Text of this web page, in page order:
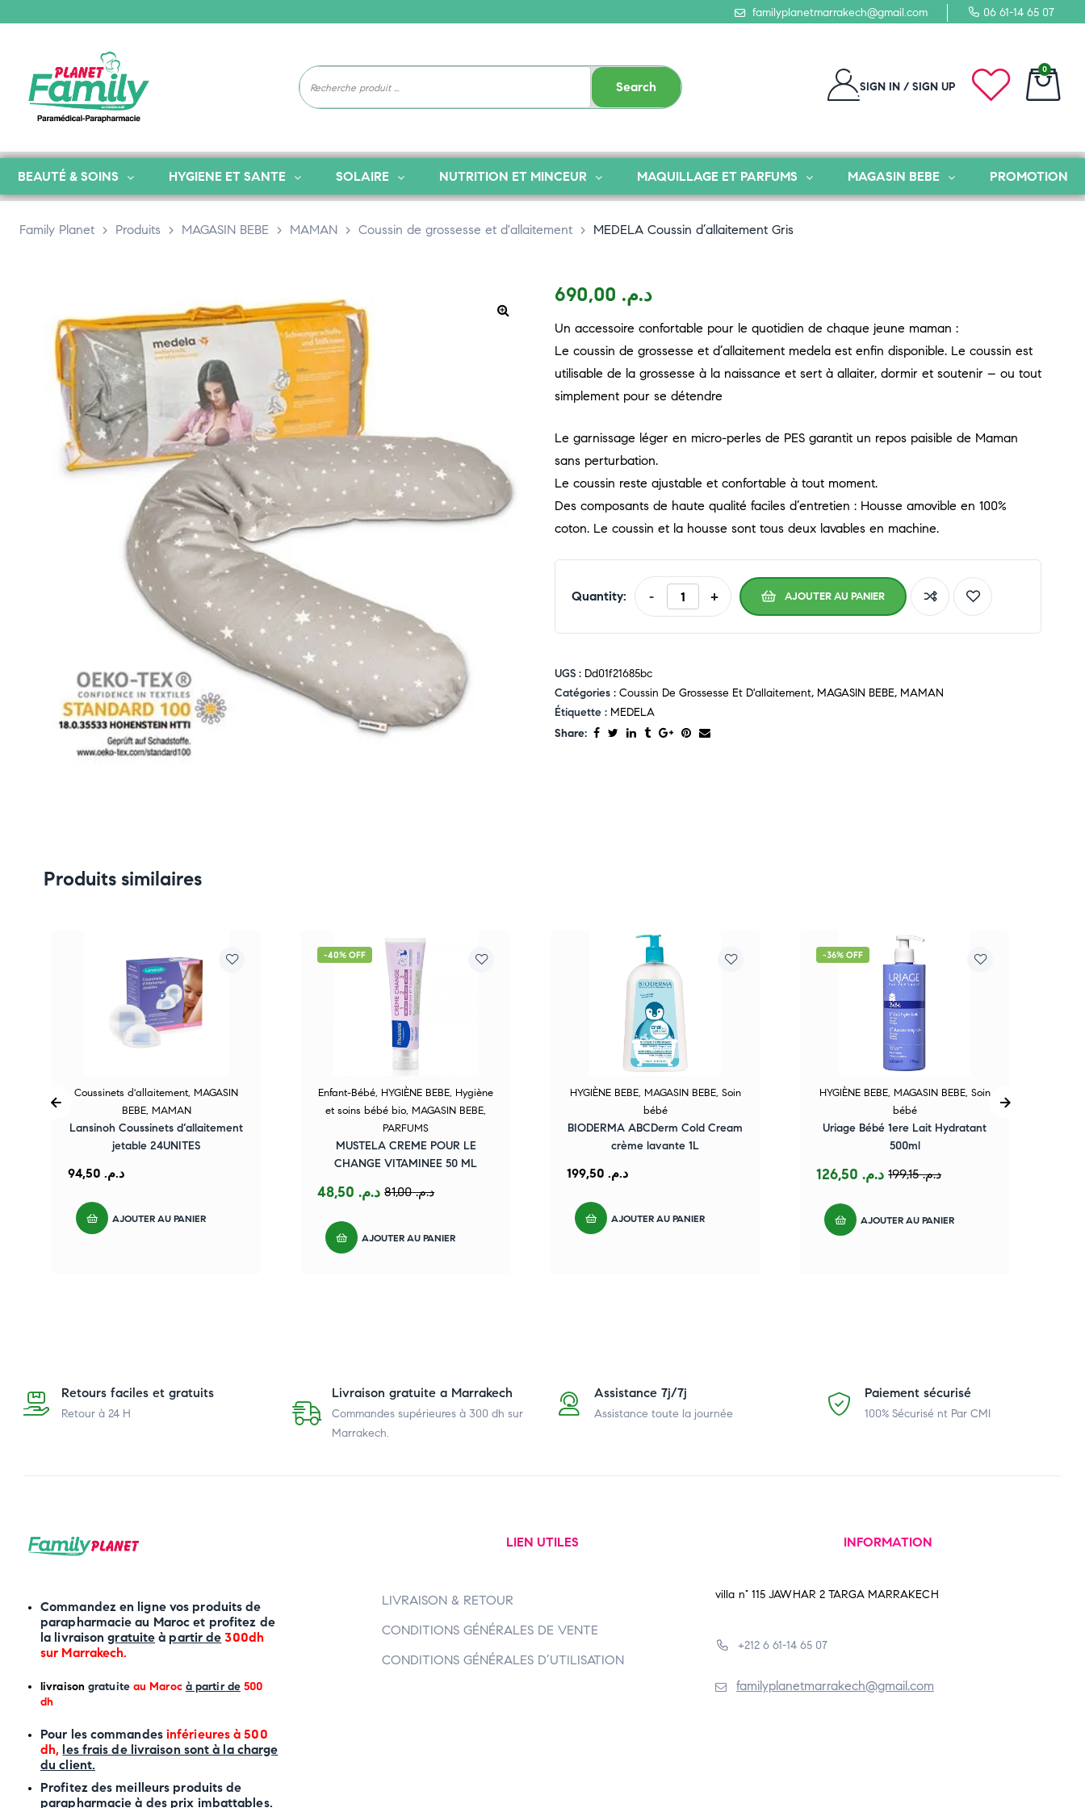
familyplanetmarrakech@gmail.com 06 61-14 65 07
Search SIGN IN / SIGN UP
0
BEAUTÉ & SOINS HYGIENE ET SANTE SOLAIRE NUTRITION ET MINCEUR MAQUILLAGE ET PARFUMS MAGASIN BEBE PROMOTION
Family Planet > Produits > MAGASIN BEBE > MAMAN > Coussin de grossesse et d'allaitement > MEDELA Coussin d’allaitement Gris
د.م.
Un accessoire confortable pour le quotidien de chaque jeune maman :
Le coussin de grossesse et d’allaitement medela est enfin disponible. Le coussin est
utilisable de la grossesse à la naissance et sert à allaiter, dormir et soutenir – ou tout
simplement pour se détendre
Le garnissage léger en micro-perles de PES garantit un repos paisible de Maman
sans perturbation.
Le coussin reste ajustable et confortable à tout moment.
Des composants de haute qualité faciles d’entretien : Housse amovible en 100%
coton. Le coussin et la housse sont tous deux lavables en machine.
Quantity: - + AJOUTER AU PANIER
UGS : Dd01f21685bc
Catégories : Coussin De Grossesse Et D'allaitement, MAGASIN BEBE, MAMAN
Étiquette : MEDELA
Share:
Produits similaires
Coussinets d'allaitement, MAGASIN
BEBE, MAMAN
Lansinoh Coussinets d’allaitement
jetable 24UNITES
د.م.
AJOUTER AU PANIER
-40% OFF
Enfant-Bébé, HYGIÈNE BEBE, Hygiène
et soins bébé bio, MAGASIN BEBE,
PARFUMS
MUSTELA CREME POUR LE
CHANGE VITAMINEE 50 ML
د.م.81,00 د.م.
AJOUTER AU PANIER
HYGIÈNE BEBE, MAGASIN BEBE, Soin
bébé
BIODERMA ABCDerm Cold Cream
crème lavante 1L
د.م.
AJOUTER AU PANIER
-36% OFF
HYGIÈNE BEBE, MAGASIN BEBE, Soin
bébé
Uriage Bébé 1ere Lait Hydratant
500ml
د.م.199,15 د.م.
AJOUTER AU PANIER
Retours faciles et gratuits
Retour à 24 H
Livraison gratuite a Marrakech
Commandes supérieures à 300 dhsur
Marrakech.
Assistance 7j/7j
Assistance toute la journée
Paiement sécurisé
100% Sécurisé nt Par CMI
Commandez en ligne vos produits de
parapharmacie au Maroc et profitez de
la livraisongratuite à partir de 300dh
sur Marrakech.
livraison gratuiteau Maroc à partir de500
dh
Pour les commandes inférieures à 500
dh, les frais de livraison sont à la charge
du client.
Profitez des meilleurs produits de
parapharmacie à des prix imbattables.
LIEN UTILES
LIVRAISON & RETOUR
CONDITIONS GÉNÉRALES DE VENTE
CONDITIONS GÉNÉRALES D’UTILISATION
INFORMATION
villa n° 115 JAWHAR 2 TARGA MARRAKECH
+212 6 61-14 65 07
familyplanetmarrakech@gmail.com